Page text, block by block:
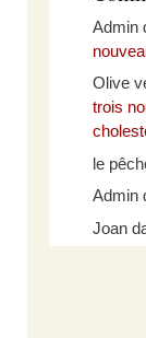
Admin
Olive
trois
le
Admin
Joan